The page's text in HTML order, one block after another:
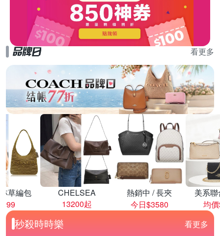
看更多
草編包
CHELSEA
13200起
熱銷中 / 長夾
今日$3580
美系
均
秒殺時時樂 看更多